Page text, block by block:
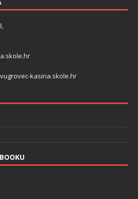
kasina.skole.hr